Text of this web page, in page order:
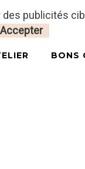
CONNECTEZ-
BONS
publicités
Accepter